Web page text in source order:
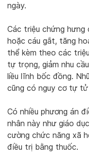
ngày.
Các triệu chứng hưng
hoặc cáu gắt, tăng
thể kèm theo các
tự trọng, giảm nhu
liều lĩnh bốc đồng.
cũng có nguy cơ tự
Có nhiều phương án
nhân này như giáo
cường chức năng xã
điều trị bằng thuốc.